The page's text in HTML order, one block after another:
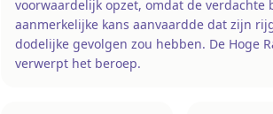
voorwaardelijk opzet, omdat de verdachte
aanmerkelijke kans aanvaardde dat zijn
dodelijke gevolgen zou hebben. De Hoge
verwerpt het beroep.